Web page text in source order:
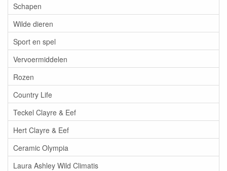
Schapen
Wilde dieren
Sport en spel
Vervoermiddelen
Rozen
Country Life
Teckel Clayre & Eef
Hert Clayre & Eef
Ceramic Olympia
Laura Ashley Wild Climatis